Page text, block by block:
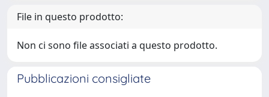
File in questo prodotto:
Non ci sono file associati a questo prodotto.
Pubblicazioni consigliate